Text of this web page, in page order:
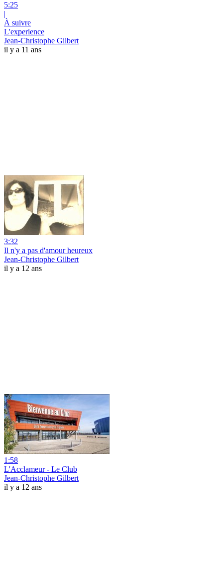
5:25
|
À suivre
L'experience
Jean-Christophe Gilbert
il y a 11 ans
3:32
Il n'y a pas d'amour heureux
Jean-Christophe Gilbert
il y a 12 ans
1:58
L'Acclameur - Le Club
Jean-Christophe Gilbert
il y a 12 ans